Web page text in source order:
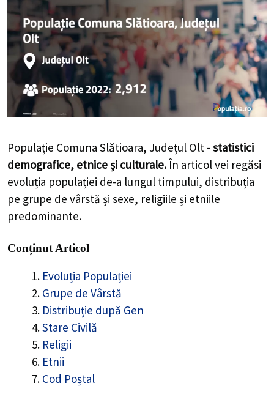
Populație Comuna Slătioara, Județul Olt - statistici
demografice, etnice și culturale.În articol vei regăsi
evoluția populației de-a lungul timpului, distribuția
pe grupe de vârstă și sexe, religiile și etniile
predominante.
Conținut Articol
Evoluția Populației
Grupe de Vârstă
Distribuție după Gen
Stare Civilă
Religii
Etnii
Cod Poștal